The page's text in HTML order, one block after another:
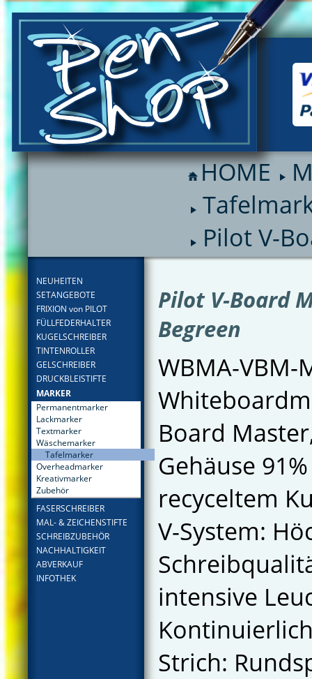
HOME
Pilot V-
NEUHEITEN
SETANGEBOTE
FRIXION von PILOT
FÜLLFEDERHALTER
KUGELSCHREIBER
TINTENROLLER
GELSCHREIBER
DRUCKBLEISTIFTE
MARKER
Permanentmarker
Lackmarker
Textmarker
Wäschemarker
Tafelmarker
Overheadmarker
Kreativmarker
Zubehör
FASERSCHREIBER
MAL- & ZEICHENSTIFTE
SCHREIBZUBEHÖR
NACHHALTIGKEIT
ABVERKAUF
INFOTHEK
FILTER
Pilot V-Board
Begreen
WBMA-VBM-
Board
Gehäuse
recyceltem
V-System:
intensive
Strich: